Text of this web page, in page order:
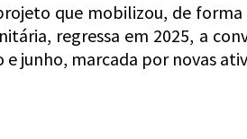
que mobilizou, de
regressa em 2025, a
e junho, marcada por novas